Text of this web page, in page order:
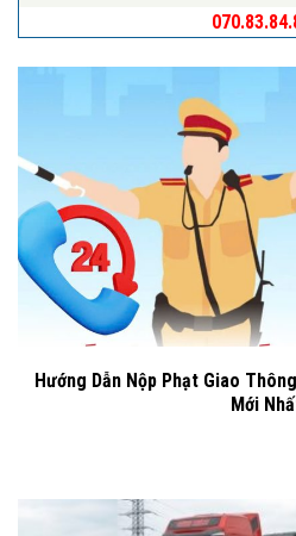
Hướng Dẫn Nộp Phạt Giao
Mới